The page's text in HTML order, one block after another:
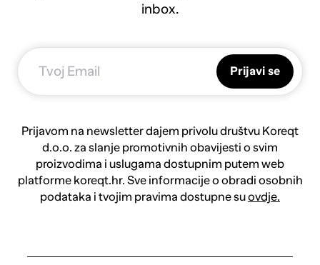
inbox.
Prijavi se
Prijavom na newsletter dajem privolu društvu Koreqt
d.o.o. za slanje promotivnih obavijesti o svim
proizvodima i uslugama dostupnim putem web
platforme koreqt.hr. Sve informacije o obradi osobnih
podataka i tvojim pravima dostupne suovdje.